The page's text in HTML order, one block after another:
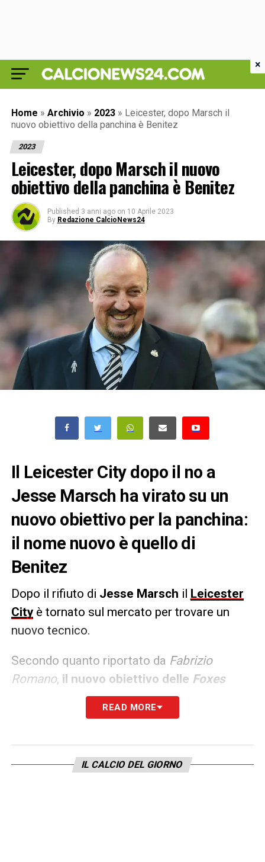
Home » Archivio » 2023 » Leicester, dopo Marsch il
nuovo obiettivo della panchina è Benitez
2023
Leicester, dopo Marsch il nuovo
obiettivo della panchina è Benitez
Published 3 anni ago on 10 Aprile 2023
By Redazione CalcioNews24
Il Leicester City dopo il no a
Jesse Marsch ha virato su un
nuovo obiettivo per la panchina:
il nome nuovo è quello di
Benitez
Dopo il rifiuto di Jesse Marsch il Leicester
City è tornato sul mercato per trovare un
nuovo tecnico.
Secondo quanto riportato da Fabrizio
Romano, il nuovo obiettivo delle Foxes
sarebbe Rafael Benitez.
READ MORE
IL CALCIO DEL GIORNO
×